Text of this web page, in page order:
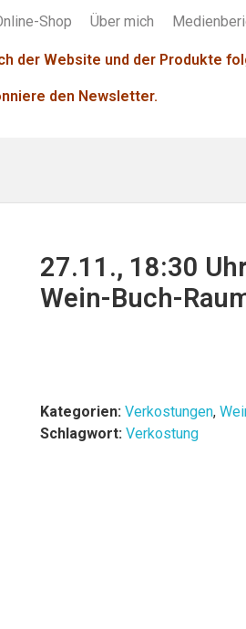
Shop Über mich
der Website und der Produkte
den Newsletter.
27.11., 18:30
Wein-Buch-
Kategorien: Verkostungen,
Schlagwort: Verkostung